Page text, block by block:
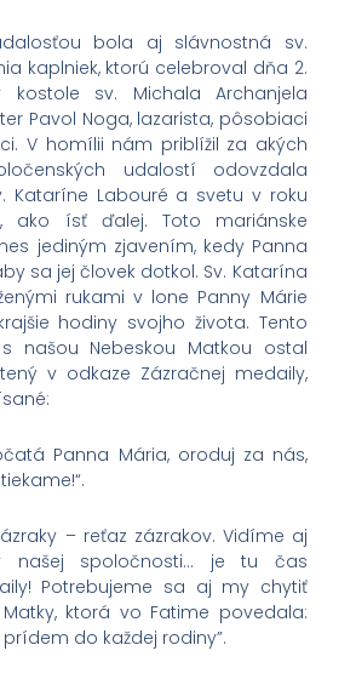
bola aj slávnostná sv.
kaplniek, ktorú celebroval dňa 2.
sv. Michala Archanjela
Pavol Noga, lazarista, pôsobiaci
V homílii nám priblížil za akých
udalostí odovzdala
Kataríne Labouré a svetu v roku
ako ísť ďalej. Toto mariánske
jediným zjavením, kedy Panna
jej človek dotkol. Sv. Katarína
rukami v lone Panny Márie
hodiny svojho života. Tento
našou Nebeskou Matkou ostal
v odkaze Zázračnej medaily,
Panna Mária, oroduj za nás,
– reťaz zázrakov. Vidíme aj
našej spoločnosti… je tu čas
Potrebujeme sa aj my chytiť
povedala:
prídem do každej rodiny”.